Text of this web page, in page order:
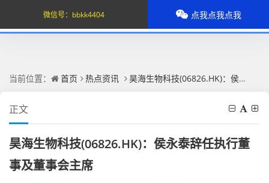
当前位置： 首页 热点资讯 昊海生物科技(06826.HK)：侯永泰辞任执行董事及董事会主席
正文
昊海生物科技(06826.HK)：侯永泰辞任执行董
事及董事会主席
微信号： bbkk4404 点我点我点我